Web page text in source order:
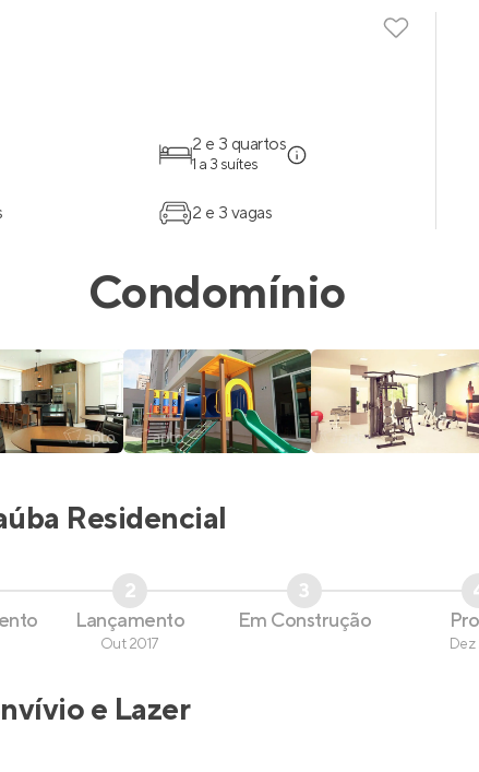
2 e 3 quartos
1 a 3 suítes
2 e 3 vagas
Condomínio
Residencial
2
Lançamento
Out 2017
3
Em Construção
Dez
e Lazer